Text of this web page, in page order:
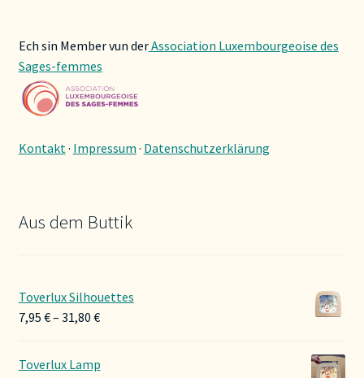
Ech sin Member vun derAssociation Luxembourgeoise des
Sages-femmes
Kontakt· Impressum · Datenschutzerklärung
Aus dem Buttik
Toverlux Silhouettes
7,95 €– 31,80 €Preisspanne:
Toverlux Lamp